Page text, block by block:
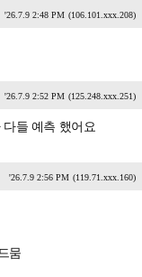
'26.7.9 2:48 PM (106.101.xxx.208)
'26.7.9 2:52 PM (125.248.xxx.251)
들 예측 했어요
'26.7.9 2:56 PM (119.71.xxx.160)
뭄